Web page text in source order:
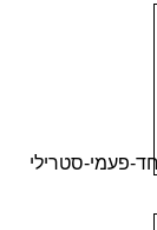
חד-פעמי-סטרילי